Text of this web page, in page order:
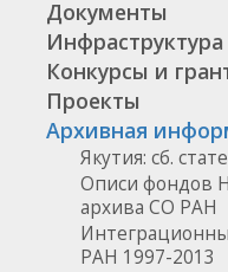
Документы
Инфраструктура
Конкурсы и
Проекты
Архивная
Якутия: сб.
Описи фондов
архива СО РАН
РАН 1997-2013